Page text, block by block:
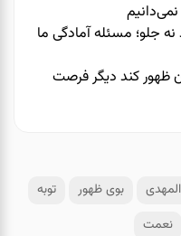
جلو؛ مسئله آمادگی ما
ظهور کند دیگر فرصت
بوی ظهور
توبه
نعمت